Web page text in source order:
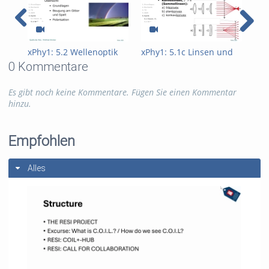
xPhy1: 5.2 Wellenoptik
xPhy1: 5.1c Linsen und
0 Kommentare
Es gibt noch keine Kommentare. Fügen Sie einen Kommentar
hinzu.
Empfohlen
Alles